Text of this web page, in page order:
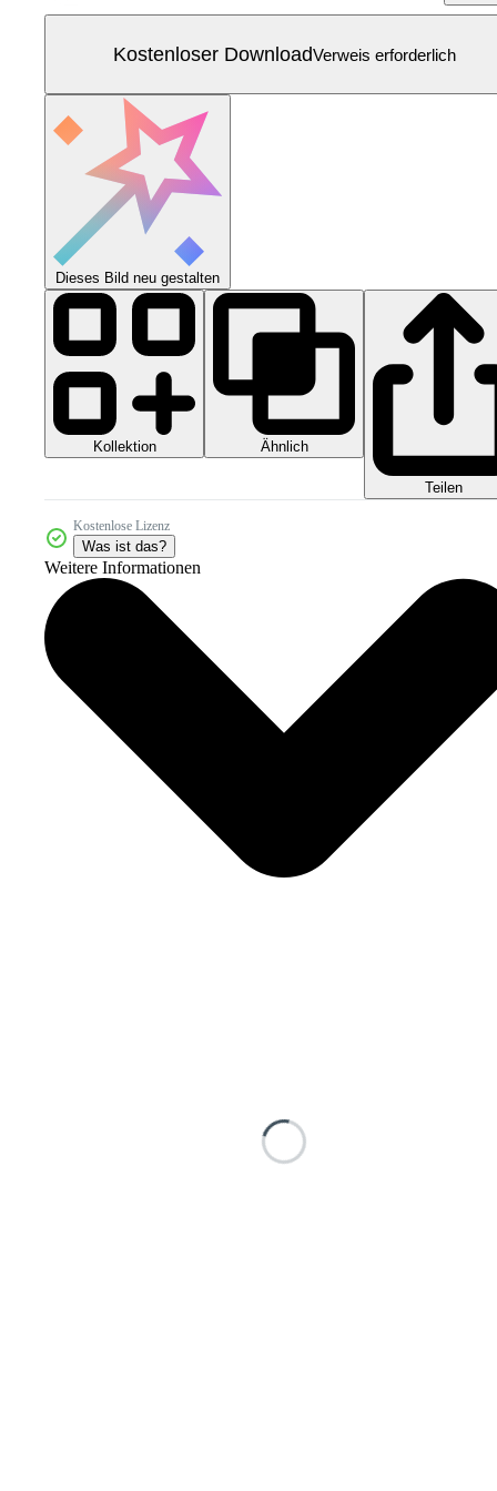
Kostenloser DownloadVerweis erforderlich
Dieses Bild neu gestalten
Kollektion Ähnlich
Teilen
Kostenlose Lizenz
Was ist das?
Weitere Informationen